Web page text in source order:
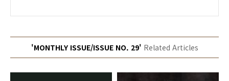
'MONTHLY ISSUE/ISSUE NO. 29' Related Articles